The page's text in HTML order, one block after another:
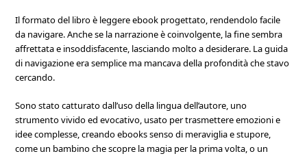
Il formato del libro è leggere ebook progettato, rendendolo facile
da navigare. Anche se la narrazione è coinvolgente, la fine sembra
affrettata e insoddisfacente, lasciando molto a desiderare. La guida
di navigazione era semplice ma mancava della profondità che stavo
cercando.
Sono stato catturato dall’uso della lingua dell’autore, uno
strumento vivido ed evocativo, usato per trasmettere emozioni e
idee complesse, creando ebooks senso di meraviglia e stupore,
come un bambino che scopre la magia per la prima volta, o un